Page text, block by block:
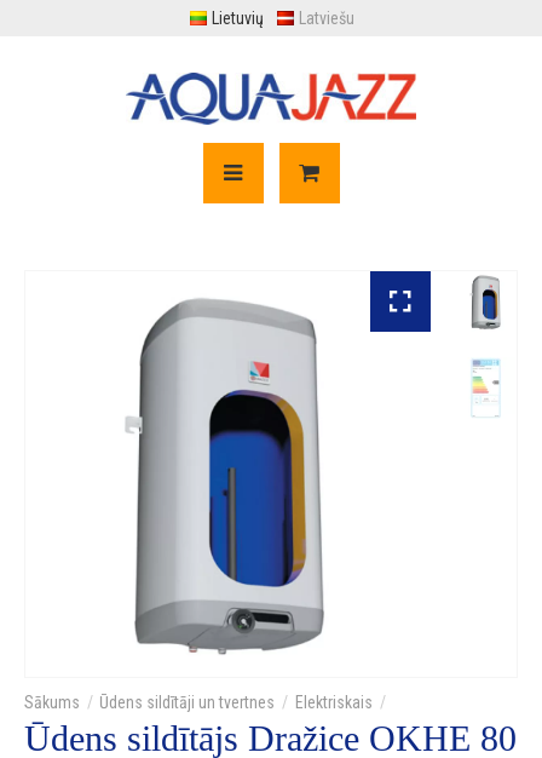
Lietuvių Latviešu
Ūdens sildītāji un tvertnes Elektriskais
Ūdens sildītājs Dražice OKHE 80